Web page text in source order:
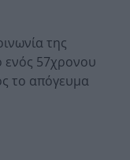
της
ενός 57χρονου
το απόγευμα